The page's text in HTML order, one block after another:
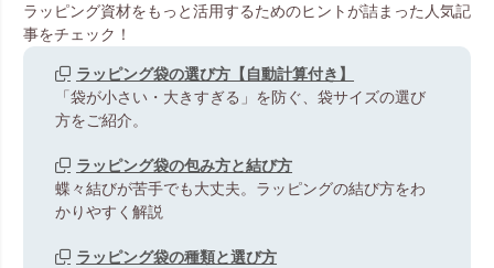
ラッピング資材をもっと活用するためのヒントが詰まった人気記
事をチェック！
ラッピング袋の選び方【自動計算付き】
「袋が小さい・大きすぎる」を防ぐ、袋サイズの選び
方をご紹介。
ラッピング袋の包み方と結び方
蝶々結びが苦手でも大丈夫。ラッピングの結び方をわ
かりやすく解説
ラッピング袋の種類と選び方